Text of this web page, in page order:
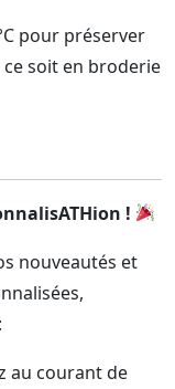
pour préserver
soit en broderie
!
nouveautés et
au courant de